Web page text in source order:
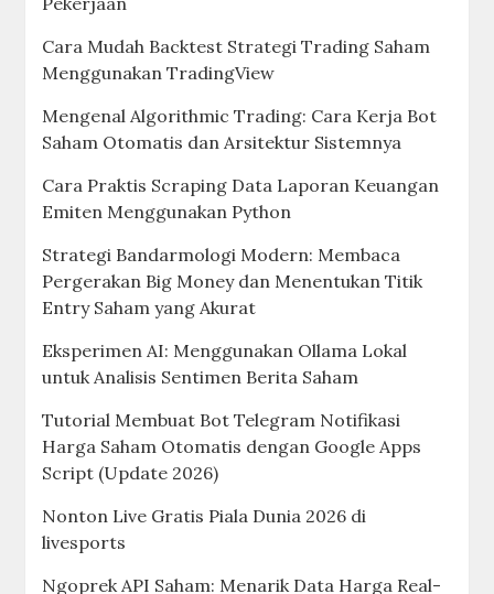
Cara Mudah Backtest Strategi Trading Saham
Menggunakan TradingView
Mengenal Algorithmic Trading: Cara Kerja Bot
Saham Otomatis dan Arsitektur Sistemnya
Cara Praktis Scraping Data Laporan Keuangan
Emiten Menggunakan Python
Strategi Bandarmologi Modern: Membaca
Pergerakan Big Money dan Menentukan Titik
Entry Saham yang Akurat
Eksperimen AI: Menggunakan Ollama Lokal
untuk Analisis Sentimen Berita Saham
Tutorial Membuat Bot Telegram Notifikasi
Harga Saham Otomatis dengan Google Apps
Script (Update 2026)
Nonton Live Gratis Piala Dunia 2026 di
livesports
Ngoprek API Saham: Menarik Data Harga Real-